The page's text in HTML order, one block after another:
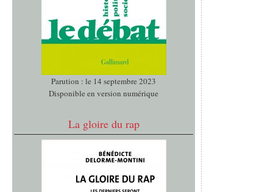
Parution : le 14 septembre 2023
Disponible en version numérique
La gloire du rap